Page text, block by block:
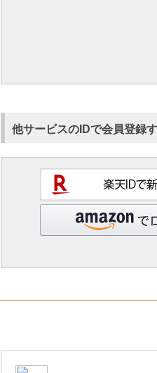
他サービスのIDで会員登録